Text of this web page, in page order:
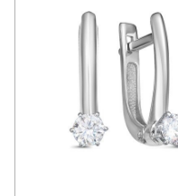
Подтверждаю, что я
политики